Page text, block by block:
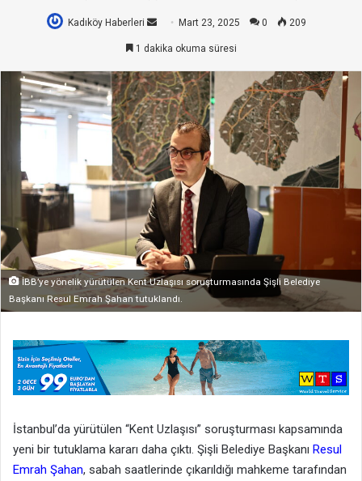
Kadıköy Haberleri
Bir
e-
göndermek
Mart 23, 2025 0 209
1 dakika okuma süresi
İBB’ye yönelik yürütülen Kent Uzlaşısı soruşturmasında Şişli Belediye
Başkanı Resul Emrah Şahan tutuklandı.
İstanbul’da yürütülen “Kent Uzlaşısı” soruşturması kapsamında
yeni bir tutuklama kararı daha çıktı. Şişli Belediye Başkanı Resul
Emrah Şahan, sabah saatlerinde çıkarıldığı mahkeme tarafından